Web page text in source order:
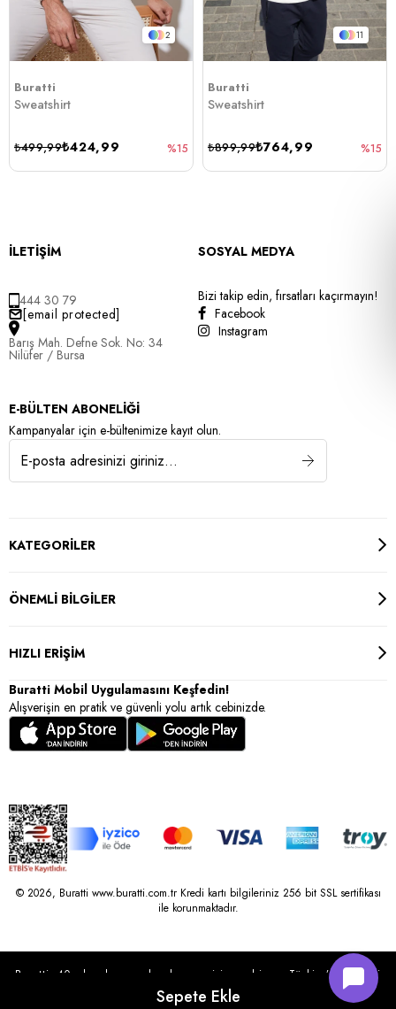
2
Buratti
Sweatshirt
₺424,99
₺499,99 %15
11
Buratti
Sweatshirt
₺764,99
₺899,99 %15
İLETİŞİM
444 30 79
[email protected]
Barış Mah. Defne Sok. No: 34
Nilüfer / Bursa
SOSYAL MEDYA
Bizi takip edin, fırsatları kaçırmayın!
Facebook
Instagram
E-BÜLTEN ABONELİĞİ
Kampanyalar için e-bültenimize kayıt olun.
KATEGORİLER
ÖNEMLİ BİLGİLER
HIZLI ERİŞİM
Buratti Mobil Uygulamasını Keşfedin!
Alışverişin en pratik ve güvenli yolu artık cebinizde.
© 2026, Buratti www.buratti.com.tr Kredi kartı bilgileriniz 256 bit SSL sertifikası
ile korunmaktadır.
Buratti, 40 yılı aşkın perakende geçmişine sahip ve Türkiye’nin çeşitli
illerinde 22 şubesi bulunan Çetin Family Mağazacılık tarafından
kurulmuştur.